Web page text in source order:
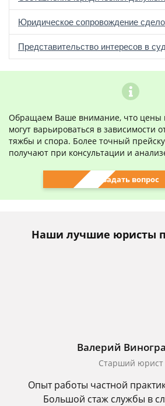
Юридическое сопровождение
Представительство интересов в
Обращаем Ваше внимание, что цены
могут варьироваться в зависимости
тяжбы и спора. Более точный
получают при консультации и
Задать вопрос
Наши лучшие юристы
Валерий
Старший юрист
Опыт работы частной
Большой стаж службы в